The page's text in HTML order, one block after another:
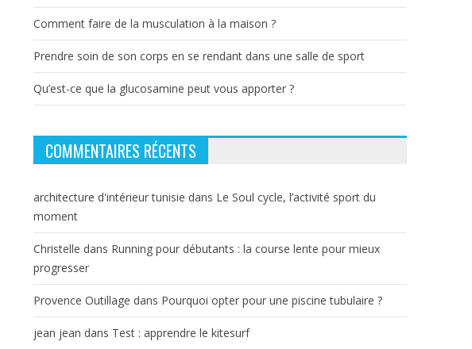
Comment faire de la musculation à la maison ?
Prendre soin de son corps en se rendant dans une salle de sport
Qu’est-ce que la glucosamine peut vous apporter ?
COMMENTAIRES RÉCENTS
architecture d'intérieur tunisie dans Le Soul cycle, l’activité sport du
moment
Christelle dans Running pour débutants : la course lente pour mieux
progresser
Provence Outillage dans Pourquoi opter pour une piscine tubulaire ?
jean jean dans Test : apprendre le kitesurf